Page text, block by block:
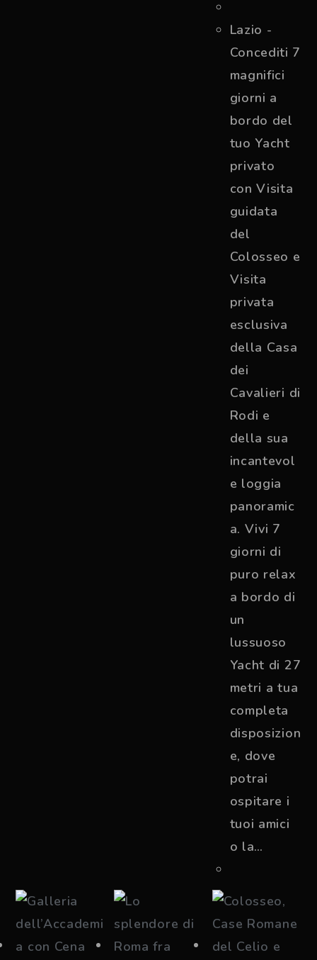
Lazio -
Concediti 7
magnifici
giorni a
bordo del
tuo Yacht
privato
con Visita
guidata
del
Colosseo e
Visita
privata
esclusiva
della Casa
dei
Cavalieri di
Rodi e
della sua
incantevol
e loggia
panoramic
a. Vivi 7
giorni di
puro relax
a bordo di
un
lussuoso
Yacht di 27
metri a tua
completa
disposizion
e, dove
potrai
ospitare i
tuoi amici
o la…